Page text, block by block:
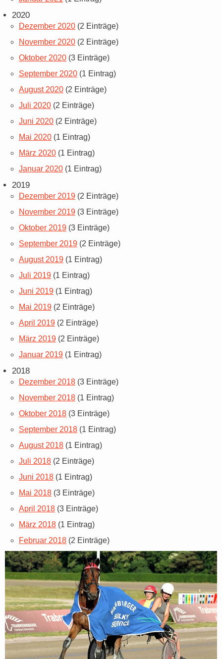
2020
Dezember 2020 (2 Einträge)
November 2020 (2 Einträge)
Oktober 2020 (3 Einträge)
September 2020 (1 Eintrag)
August 2020 (2 Einträge)
Juli 2020 (2 Einträge)
Juni 2020 (2 Einträge)
Mai 2020 (1 Eintrag)
März 2020 (1 Eintrag)
Januar 2020 (1 Eintrag)
2019
Dezember 2019 (2 Einträge)
November 2019 (3 Einträge)
Oktober 2019 (3 Einträge)
September 2019 (2 Einträge)
August 2019 (1 Eintrag)
Juli 2019 (1 Eintrag)
Juni 2019 (1 Eintrag)
Mai 2019 (2 Einträge)
April 2019 (2 Einträge)
März 2019 (2 Einträge)
Januar 2019 (1 Eintrag)
2018
Dezember 2018 (3 Einträge)
November 2018 (1 Eintrag)
Oktober 2018 (3 Einträge)
September 2018 (1 Eintrag)
August 2018 (1 Eintrag)
Juli 2018 (2 Einträge)
Juni 2018 (1 Eintrag)
Mai 2018 (3 Einträge)
April 2018 (3 Einträge)
März 2018 (1 Eintrag)
Februar 2018 (2 Einträge)